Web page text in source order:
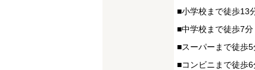
■小学校まで徒歩13
■中学校まで徒歩7分
■スーパーまで徒歩5
■コンビニまで徒歩6